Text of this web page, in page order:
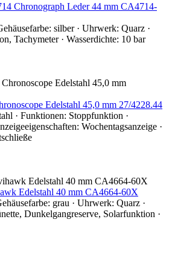
Chronograph Leder 44 mm CA4714-
silber · Uhrwerk: Quarz ·
Tachymeter · Wasserdichte: 10 bar
Edelstahl 45,0 mm 27/4228.44
· Funktionen: Stoppfunktion ·
Wochentagsanzeige ·
Edelstahl 40 mm CA4664-60X
grau · Uhrwerk: Quarz ·
Dunkelgangreserve, Solarfunktion ·